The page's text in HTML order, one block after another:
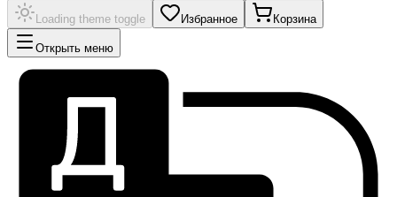
Loading theme toggle Избранное Корзина
Открыть меню